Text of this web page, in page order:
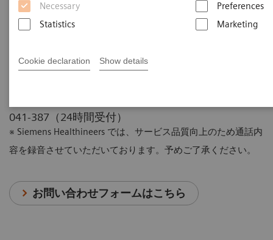
Necessary
Preferences
Statistics
Marketing
Cookie declaration Show details
カスタマーケアセンター（製品の修理・点検に関す
041-387（24時間受付）
※ Siemens Healthineers では、サービス品質向上のため通話内
容を録音させていただいております。予めご了承ください。
お問い合わせフォームはこちら